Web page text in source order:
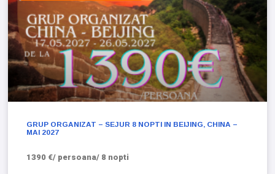
GRUP ORGANIZAT – SEJUR 8 NOPTI IN BEIJING, CHINA –
MAI 2027
1390 €/ persoana/ 8 nopti